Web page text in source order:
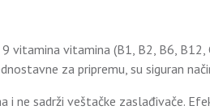
vitamina vitamina (B1, B2, B6,
za pripremu, su siguran
i ne sadrži veštačke zaslađivače.